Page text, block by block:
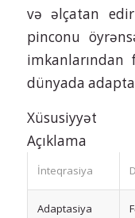
və əlçatan
pinconu
imkanlarından
dünyada
Xüsusiyyət
Açıklama
İnteqrasiya
Adaptasiya